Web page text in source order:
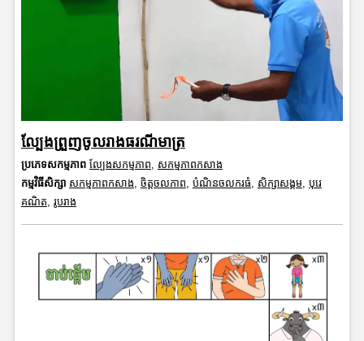
ល្បែងព្រួញចូលរាងធរណីមាត្រ
ប្រភេទសកម្មភាព ល្បែងសកម្មភាព
សកម្មភាពកសាង
កម្មវិធីសិក្សា សកម្មភាពកសាង ចិត្តចលភាព បំណិនចលករធំ សិក្សាសង្គម, បុរេ
គណិត រូបរាង